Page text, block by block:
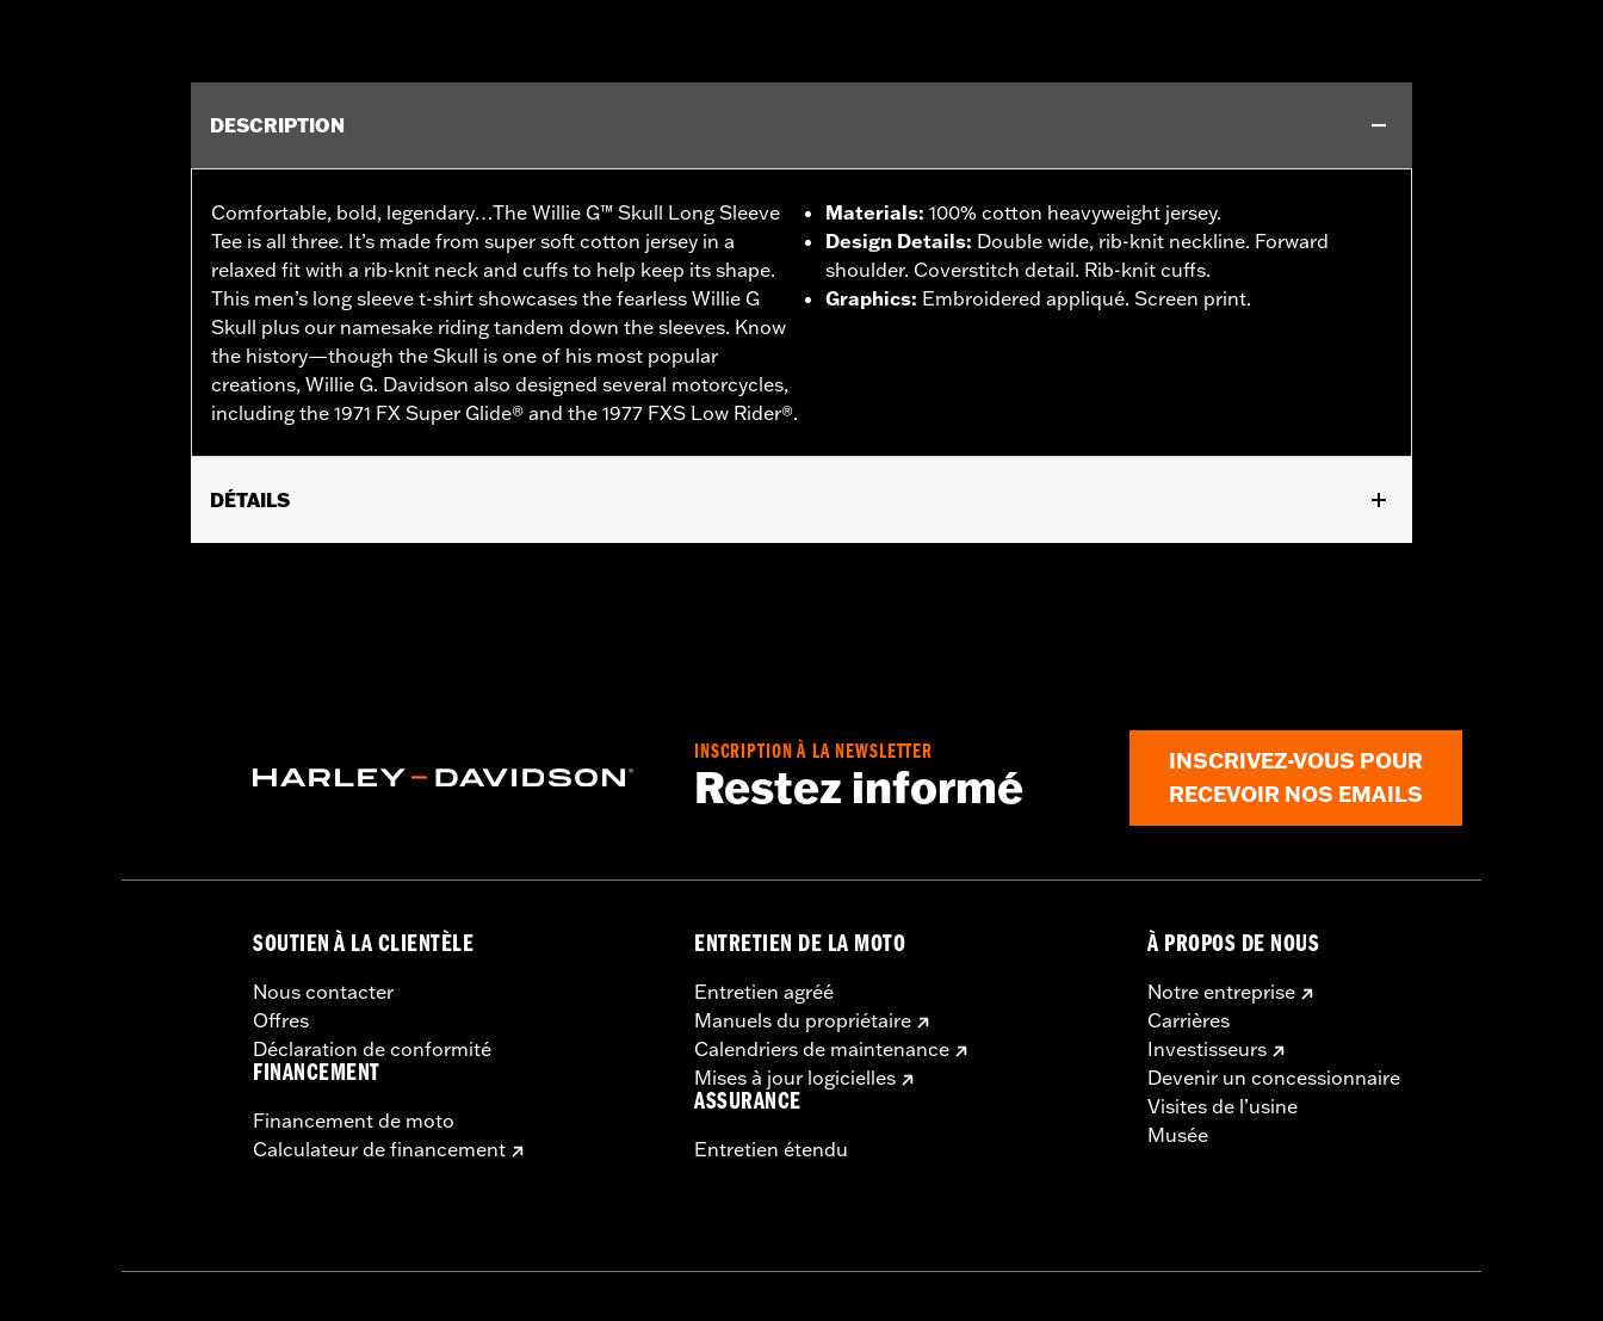
DESCRIPTION
Comfortable, bold, legendary…The Willie G™ Skull Long Sleeve
Tee is all three. It’s made from super soft cotton jersey in a
relaxed fit with a rib-knit neck and cuffs to help keep its shape.
This men’s long sleeve t-shirt showcases the fearless Willie G
Skull plus our namesake riding tandem down the sleeves. Know
the history—though the Skull is one of his most popular
creations, Willie G. Davidson also designed several motorcycles,
including the 1971 FX Super Glide® and the 1977 FXS Low Rider®.
Materials: 100% cotton heavyweight jersey.
Design Details: Double wide, rib-knit neckline. Forward
shoulder. Coverstitch detail. Rib-knit cuffs.
Graphics: Embroidered appliqué. Screen print.
DÉTAILS
INSCRIPTION À LA NEWSLETTER
Restez informé
INSCRIVEZ-VOUS POUR
RECEVOIR NOS EMAILS
SOUTIEN À LA CLIENTÈLE
Nous contacter
Offres
Déclaration de conformité
FINANCEMENT
Financement de moto
Calculateur de financement
ENTRETIEN DE LA MOTO
Entretien agréé
Manuels du propriétaire
Calendriers de maintenance
Mises à jour logicielles
ASSURANCE
Entretien étendu
À PROPOS DE NOUS
Notre entreprise
Carrières
Investisseurs
Devenir un concessionnaire
Visites de l’usine
Musée